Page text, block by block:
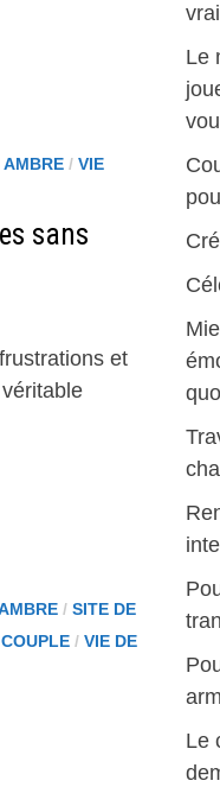
AMBRE/ VIE
sans
et
/ SITE DE
/ VIE DE
Le
Le